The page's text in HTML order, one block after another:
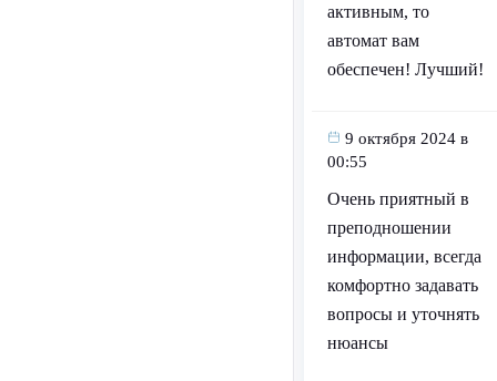
активным, то
автомат вам
обеспечен! Лучший!
9 октября 2024 в
00:55
Очень приятный в
преподношении
информации, всегда
комфортно задавать
вопросы и уточнять
нюансы